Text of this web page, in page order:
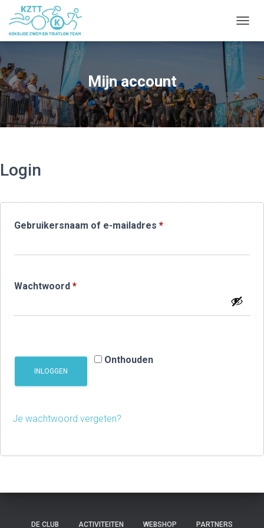
Mijn account
Login
Gebruikersnaam of e-mailadres *Vereist
Wachtwoord *Vereist
Onthouden
INLOGGEN
Je wachtwoord vergeten?
DE CLUB ACTIVITEITEN WEBSHOP PARTNERS